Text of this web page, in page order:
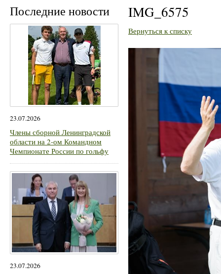
Последние новости
23.07.2026
Члены сборной Ленинградской
области на 2-ом Командном
Чемпионате России по гольфу
23.07.2026
IMG_6575
Вернуться к списку